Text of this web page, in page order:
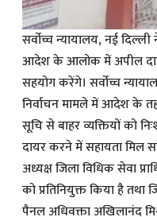
सर्वोच्च न्यायालय, नई
आदेश के आलोक में अपील
सहयोग करेंगे। सर्वोच्च
निर्वाचन मामले में आदेश के
सूचि से बाहर व्यक्तियों को
दायर करने में सहायता मिल
अध्यक्ष जिला विधिक सेवा
को प्रतिनियुक्त किया है
पैनल अधिवक्ता अखिलानंद